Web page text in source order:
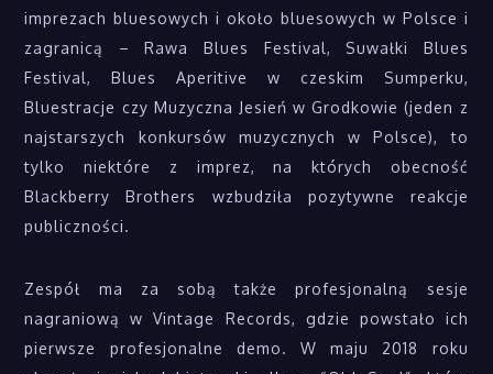
imprezach bluesowych i około bluesowych w Polsce i
zagranicą – Rawa Blues Festival, Suwałki Blues
Festival, Blues Aperitive w czeskim Sumperku,
Bluestracje czy Muzyczna Jesień w Grodkowie (jeden z
najstarszych konkursów muzycznych w Polsce), to
tylko niektóre z imprez, na których obecność
Blackberry Brothers wzbudziła pozytywne reakcje
publiczności.
Zespół ma za sobą także profesjonalną sesje
nagraniową w Vintage Records, gdzie powstało ich
pierwsze profesjonalne demo. W maju 2018 roku